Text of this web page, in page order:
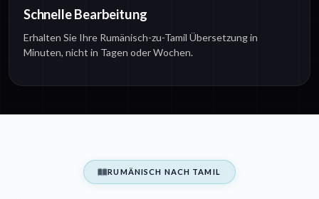
Schnelle Bearbeitung
Erhalten Sie Ihre Rumänisch-zu-Tamil Übersetzung in
Minuten, nicht in Tagen oder Wochen.
RUMÄNISCH NACH TAMIL